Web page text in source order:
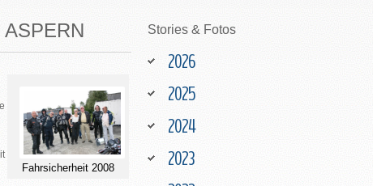
Fahrsicherheit 2008
Stories & Fotos
2026
2025
2024
2023